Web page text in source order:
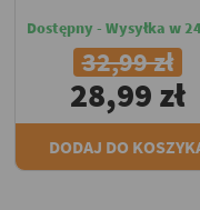
Dostępny - Wysyłka w
32,99 zł
28,99 zł
DODAJ DO